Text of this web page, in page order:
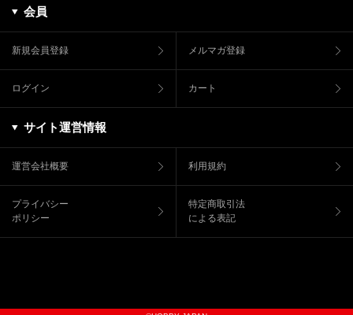
会員
新規会員登録 メルマガ登録
ログイン カート
サイト運営情報
運営会社概要 利用規約
プライバシー
ポリシー
特定商取引法
による表記